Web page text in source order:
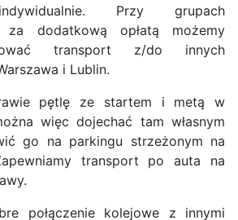
Przy grupach
za dodatkową opłatą możemy
transport z/do innych
i Lublin.
pętlę ze startem i metą w
więc dojechać tam własnym
go na parkingu strzeżonym na
transport po auta na
połączenie kolejowe z innymi